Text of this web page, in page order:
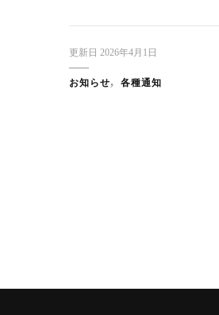
更新日 2026年4月1日
お知らせ 各種通知